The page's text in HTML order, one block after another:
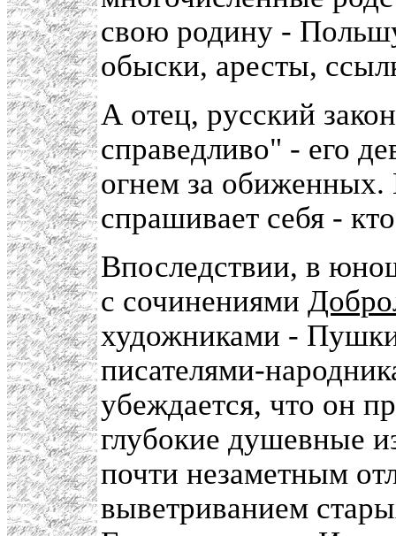
свою родину -
обыски, аресты,
А отец, русский
справедливо" - его
огнем за обиженных.
спрашивает себя -
Впоследствии, в
с сочинениями
художниками -
писателями-
убеждается, что он
глубокие душевные
почти незаметным
выветриванием